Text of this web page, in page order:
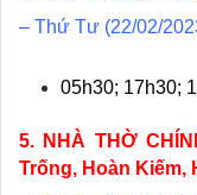
– Thứ Tư (22/02/
05h30; 17h30;
5. NHÀ THỜ
Trống, Hoàn Kiếm,